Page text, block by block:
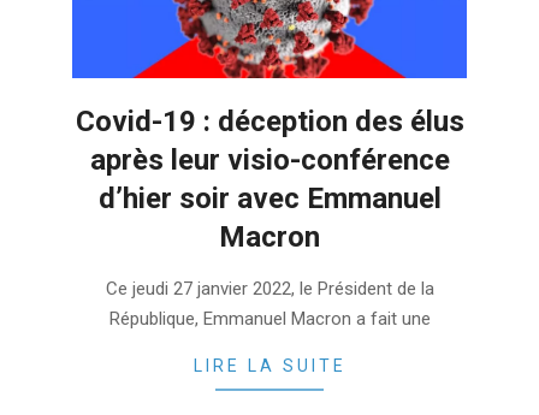
Covid-19 : déception des élus
après leur visio-conférence
d’hier soir avec Emmanuel
Macron
Ce jeudi 27 janvier 2022, le Président de la
République, Emmanuel Macron a fait une
LIRE LA SUITE